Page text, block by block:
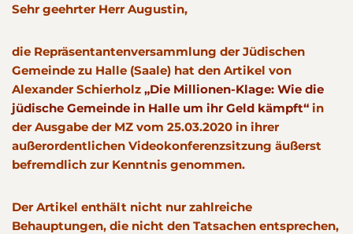
Sehr geehrter Herr Augustin,
die Repräsentantenversammlung der Jüdischen
Gemeinde zu Halle (Saale) hat den Artikel von
Alexander Schierholz „Die Millionen-Klage: Wie die
jüdische Gemeinde in Halle um ihr Geld kämpft“ in
der Ausgabe der MZ vom 25.03.2020 in ihrer
außerordentlichen Videokonferenzsitzung äußerst
befremdlich zur Kenntnis genommen.
Der Artikel enthält nicht nur zahlreiche
Behauptungen, die nicht den Tatsachen entsprechen,